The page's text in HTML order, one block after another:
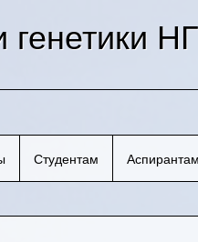
Студентам Аспирантам